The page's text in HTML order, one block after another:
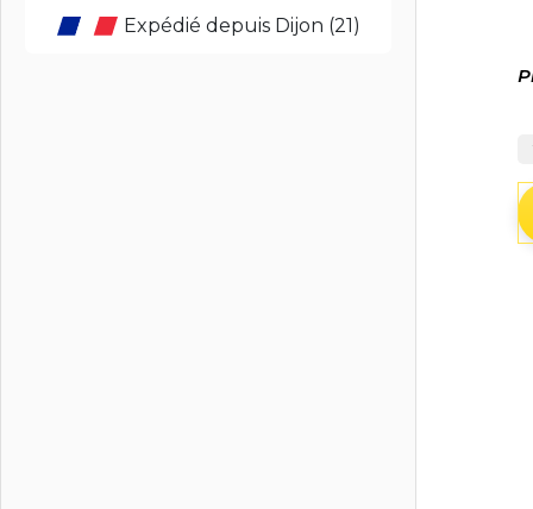
Expédié depuis Dijon (21)